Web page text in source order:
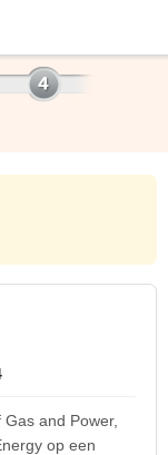
and Power,
op een